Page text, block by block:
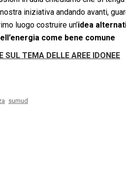
iniziativa andando avanti,
luogo costruire un’idea
come bene comune
SUL TEMA DELLE AREE IDONEE
sumud